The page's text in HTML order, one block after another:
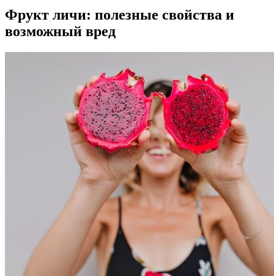
Фрукт личи: полезные свойства и
возможный вред